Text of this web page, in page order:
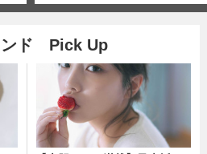
ンド Pick Up